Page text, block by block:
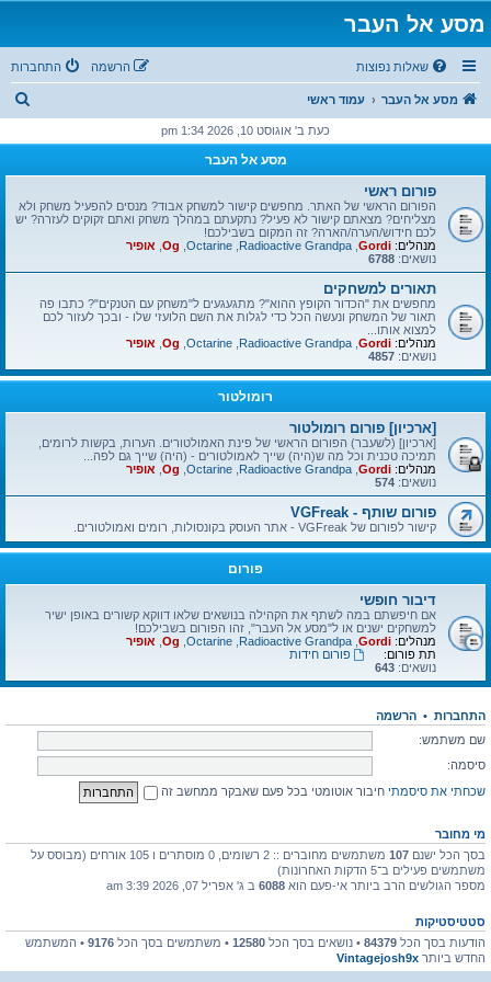
מסע אל העבר
שאלות נפוצות התחברות הרשמה
מסע אל העבר עמוד ראשי
ו
כעת ב' אוגוסט 10, 2026 1:34 pm
מסע אל העבר
פורום ראשי
הפורום הראשי של האתר. מחפשים קישור למשחק אבוד? מנסים להפעיל משחק ולא
מצליחים? מצאתם קישור לא פעיל? נתקעתם במהלך משחק ואתם זקוקים לעזרה? יש
לכם חידוש/הערה/הארה? זה המקום בשבילכם!
מנהלים: Gordi
Radioactive Grandpa
Octarine
Og אופיר
נושאים: 6788
תאורים למשחקים
מחפשים את "הכדור הקופץ ההוא"? מתגעגעים ל"משחק עם הטנקים"? כתבו פה
תאור של המשחק ונעשה הכל כדי לגלות את השם הלועזי שלו - ובכך לעזור לכם
למצוא אותו...
מנהלים: Gordi
Radioactive Grandpa
Octarine
Og אופיר
נושאים: 4857
רומולטור
[ארכיון] פורום רומולטור
[ארכיון] (לשעבר) הפורום הראשי של פינת האמולטורים. הערות, בקשות לרומים,
תמיכה טכנית וכל מה ש(היה) שייך לאמולטורים - (היה) שייך גם לפה...
מנהלים: Gordi
Radioactive Grandpa
Octarine
Og אופיר
נושאים: 574
פורום שותף - VGFreak
קישור לפורום של VGFreak - אתר העוסק בקונסולות, רומים ואמולטורים.
פורום
דיבור חופשי
אם חיפשתם במה לשתף את הקהילה בנושאים שלאו דווקא קשורים באופן ישיר
למשחקים ישנים או ל"מסע אל העבר", זהו הפורום בשבילכם!
מנהלים: Gordi
Radioactive Grandpa
Octarine
Og אופיר
תת פורום:
פורום חידות
נושאים: 643
התחברות • הרשמה
שם משתמש:
סיסמה:
שכחתי את סיסמתי חיבור אוטומטי בכל פעם שאבקר ממחשב זה
מי מחובר
בסך הכל ישנם 107
משתמשים מחוברים :: 2 רשומים, 0 מוסתרים ו 105 אורחים (מבוסס על
משתמשים פעילים ב־5 הדקות האחרונות)
מספר הגולשים הרב ביותר אי-פעם הוא 6088 ב ג' אפריל 07, 2026 3:39 am
סטטיסטיקות
הודעות בסך הכל 84379 • נושאים בסך הכל 12580 • משתמשים בסך הכל 9176 • המשתמש
החדש ביותר Vintagejosh9x